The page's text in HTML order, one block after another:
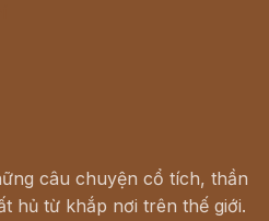
câu chuyện cổ tích, thần
hủ từ khắp nơi trên thế giới.